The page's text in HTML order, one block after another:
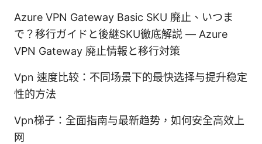
Azure VPN Gateway Basic SKU 廃止、いつま
で？移行ガイドと後継SKU徹底解説 — Azure
VPN Gateway 廃止情報と移行対策
Vpn 速度比较：不同场景下的最快选择与提升稳定
性的方法
Vpn梯子：全面指南与最新趋势，如何安全高效上
网